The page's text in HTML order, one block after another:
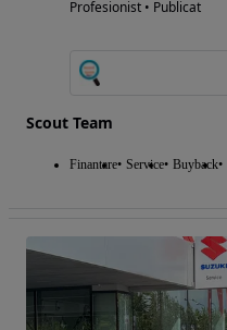
Profesionist • Publicat
Scout Team
Finantare Service Buyback